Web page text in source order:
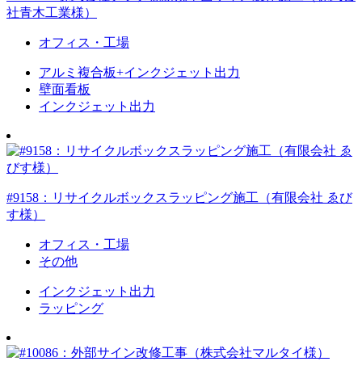
社青木工業様）
オフィス・工場
アルミ複合板+インクジェット出力
壁面看板
インクジェット出力
#9158：リサイクルボックスラッピング施工（有限会社 ゑび
す様）
オフィス・工場
その他
インクジェット出力
ラッピング